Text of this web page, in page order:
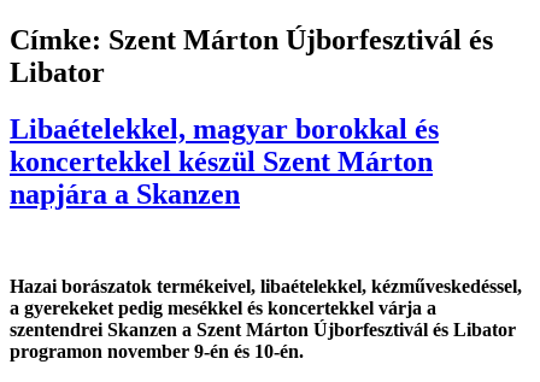
Címke: Szent Márton Újborfesztivál és
Libator
Libaételekkel, magyar borokkal és
koncertekkel készül Szent Márton
napjára a Skanzen
Hazai borászatok termékeivel, libaételekkel, kézműveskedéssel,
a gyerekeket pedig mesékkel és koncertekkel várja a
szentendrei Skanzen a Szent Márton Újborfesztivál és Libator
programon november 9-én és 10-én.